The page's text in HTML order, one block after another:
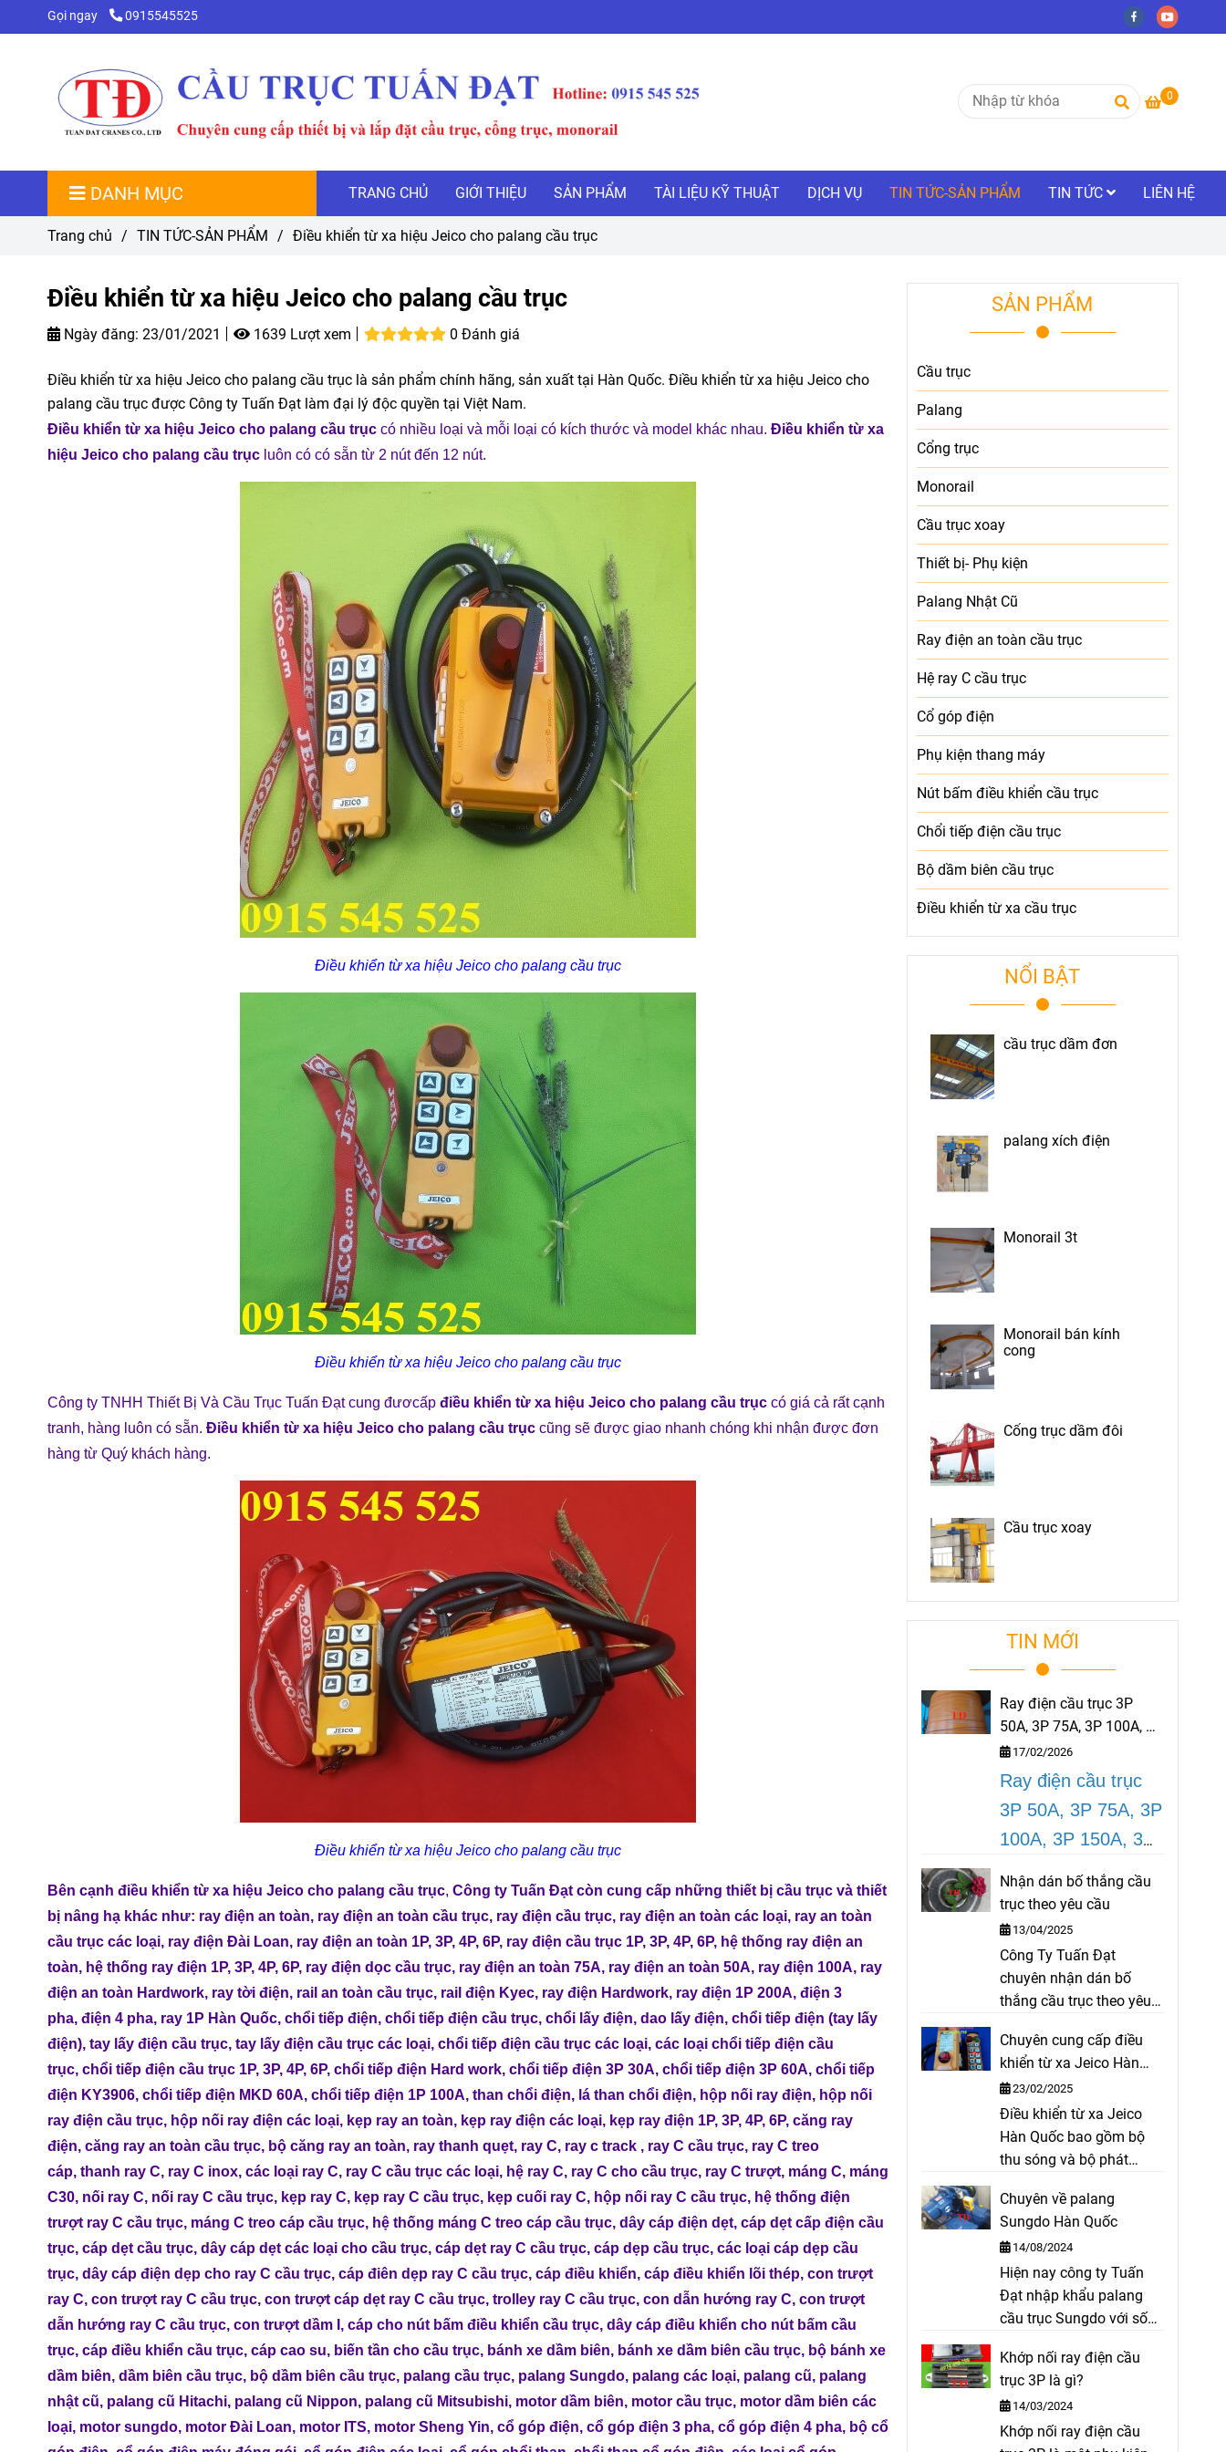
Gọi ngay 0915545525
0
DANH MỤC TRANG CHỦ GIỚI THIỆU SẢN PHẨM TÀI LIỆU KỸ THUẬT DỊCH VỤ TIN TỨC-SẢN PHẨM TIN TỨC LIÊN HỆ
Trang chủ / TIN TỨC-SẢN PHẨM / Điều khiển từ xa hiệu Jeico cho palang cầu trục
Điều khiển từ xa hiệu Jeico cho palang cầu trục
Ngày đăng: 23/01/2021 1639 Lượt xem 0 Đánh giá
Điều khiển từ xa hiệu Jeico cho palang cầu trục là sản phẩm chính hãng, sản xuất tại Hàn Quốc. Điều khiển từ xa hiệu Jeico cho
palang cầu trục được Công ty Tuấn Đạt làm đại lý độc quyền tại Việt Nam.
Điều khiển từ xa hiệu Jeico cho palang cầu trục có nhiều loại và mỗi loại có kích thước và model khác nhau. Điều khiển từ xa
hiệu Jeico cho palang cầu trục luôn có có sẵn từ 2 nút đến 12 nút.
Điều khiển từ xa hiệu Jeico cho palang cầu trục
Điều khiển từ xa hiệu Jeico cho palang cầu trục
Công ty TNHH Thiết Bị Và Cầu Trục Tuấn Đạt cung đươcấp điều khiển từ xa hiệu Jeico cho palang cầu trục có giá cả rất cạnh
tranh, hàng luôn có sẵn. Điều khiển từ xa hiệu Jeico cho palang cầu trục cũng sẽ được giao nhanh chóng khi nhận được đơn
hàng từ Quý khách hàng.
Điều khiển từ xa hiệu Jeico cho palang cầu trục
Bên cạnh điều khiển từ xa hiệu Jeico cho palang cầu trục, Công ty Tuấn Đạt còn cung cấp những thiết bị cầu trục và thiết
bị nâng hạ khác như: ray điện an toàn, ray điện an toàn cầu trục, ray điện cầu trục, ray điện an toàn các loại, ray an toàn
cầu trục các loại, ray điện Đài Loan, ray điện an toàn 1P, 3P, 4P, 6P, ray điện cầu trục 1P, 3P, 4P, 6P, hệ thống ray điện an
toàn, hệ thống ray điện 1P, 3P, 4P, 6P, ray điện dọc cầu trục, ray điện an toàn 75A, ray điện an toàn 50A, ray điện 100A, ray
điện an toàn Hardwork, ray tời điện, rail an toàn cầu trục, rail điện Kyec, ray điện Hardwork, ray điện 1P 200A, điện 3
pha, điện 4 pha, ray 1P Hàn Quốc, chổi tiếp điện, chổi tiếp điện cầu trục, chổi lấy điện, dao lấy điện, chổi tiếp điện (tay lấy
điện), tay lấy điện cầu trục, tay lấy điện cầu trục các loại, chổi tiếp điện cầu trục các loại, các loại chổi tiếp điện cầu
trục, chổi tiếp điện cầu trục 1P, 3P, 4P, 6P, chổi tiếp điện Hard work, chổi tiếp điện 3P 30A, chổi tiếp điện 3P 60A, chổi tiếp
điện KY3906, chổi tiếp điện MKD 60A, chổi tiếp điện 1P 100A, than chổi điện, lá than chổi điện, hộp nối ray điện, hộp nối
ray điện cầu trục, hộp nối ray điện các loại, kẹp ray an toàn, kẹp ray điện các loại, kẹp ray điện 1P, 3P, 4P, 6P, căng ray
điện, căng ray an toàn cầu trục, bộ căng ray an toàn, ray thanh quẹt, ray C, ray c track , ray C cầu trục, ray C treo
cáp, thanh ray C, ray C inox, các loại ray C, ray C cầu trục các loại, hệ ray C, ray C cho cầu trục, ray C trượt, máng C, máng
C30, nối ray C, nối ray C cầu trục, kẹp ray C, kẹp ray C cầu trục, kẹp cuối ray C, hộp nối ray C cầu trục, hệ thống điện
trượt ray C cầu trục, máng C treo cáp cầu trục, hệ thống máng C treo cáp cầu trục, dây cáp điện dẹt, cáp dẹt cấp điện cầu
trục, cáp dẹt cầu trục, dây cáp dẹt các loại cho cầu trục, cáp dẹt ray C cầu trục, cáp dẹp cầu trục, các loại cáp dẹp cầu
trục, dây cáp điện dẹp cho ray C cầu trục, cáp điên dẹp ray C cầu trục, cáp điều khiển, cáp điều khiển lõi thép, con trượt
ray C, con trượt ray C cầu trục, con trượt cáp dẹt ray C cầu trục, trolley ray C cầu trục, con dẫn hướng ray C, con trượt
dẫn hướng ray C cầu trục, con trượt dầm I , cáp cho nút bấm điều khiển cầu trục, dây cáp điều khiển cho nút bấm cầu
trục, cáp điều khiển cầu trục, cáp cao su, biến tần cho cầu trục, bánh xe dầm biên, bánh xe dầm biên cầu trục, bộ bánh xe
dầm biên, dầm biên cầu trục, bộ dầm biên cầu trục, palang cầu trục, palang Sungdo, palang các loại, palang cũ, palang
nhật cũ, palang cũ Hitachi, palang cũ Nippon, palang cũ Mitsubishi, motor dầm biên, motor cầu trục, motor dầm biên các
loại, motor sungdo, motor Đài Loan, motor ITS, motor Sheng Yin, cổ góp điện, cổ góp điện 3 pha, cổ góp điện 4 pha, bộ cổ
SẢN PHẨM
Cầu trục
Palang
Cổng trục
Monorail
Cầu trục xoay
Thiết bị- Phụ kiện
Palang Nhật Cũ
Ray điện an toàn cầu trục
Hệ ray C cầu trục
Cổ góp điện
Phụ kiện thang máy
Nút bấm điều khiển cầu trục
Chổi tiếp điện cầu trục
Bộ dầm biên cầu trục
Điều khiển từ xa cầu trục
NỔI BẬT
cầu trục dầm đơn
palang xích điện
Monorail 3t
Monorail bán kính
cong
Cổng trục dầm đôi
Cầu trục xoay
TIN MỚI
Ray điện cầu trục 3P
50A, 3P 75A, 3P 100A, 3P
150A, 3P 200A
17/02/2026
Ray điện cầu trục
3P 50A, 3P 75A, 3P
100A, 3P 150A, 3P
bị ray điện an toàn
rất cần thiết cho
cầu trục, cổng trục
được sử dụng tại
các công trình, nhà
máy, nhà xưởng
sản xuất,…
Nhận dán bố thắng cầu
trục theo yêu cầu
13/04/2025
Công Ty Tuấn Đạt
chuyên nhận dán bố
thắng cầu trục theo yêu
coil, bố cong cho thắng
thuỷ lực, bố trục lục giác,
bố xe ô tô, ...
Chuyên cung cấp điều
khiển từ xa Jeico Hàn
Quốc
23/02/2025
Điều khiển từ xa Jeico
Hàn Quốc bao gồm bộ
thu sóng và bộ phát
palang, cầu trục, xe cẩu,
cửa cổng tự động. Điều
khiển từ xa cầu trục,
cổng trục, ...
Chuyên về palang
Sungdo Hàn Quốc
14/08/2024
Hiện nay công ty Tuấn
Đạt nhập khẩu palang
cầu trục Sungdo với số
thị trường với giá cả
cạnh tranh, hàng hóa
luôn có sẵn. Ngoài ra
Công ty chúng tôi còn có
Khớp nối ray điện cầu
trục 3P là gì?
14/03/2024
Khớp nối ray điện cầu